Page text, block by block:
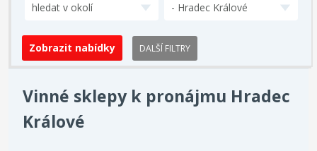
hledat v okolí - Hradec Králové
DALŠÍ FILTRY
Vinné sklepy k pronájmu Hradec
Králové